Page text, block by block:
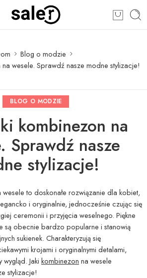
Blog o modzie
wesele. Sprawdź nasze modne stylizacje!
BLOG O MODZIE
kombinezon na
Sprawdź nasze
stylizacje!
to doskonałe rozwiązanie dla kobiet,
i oryginalnie, jednocześnie czując się
ceremonii i przyjęcia weselnego. Piękne
są obecnie bardzo popularne i stanowią
sukienek. Charakteryzują się
krojami i oryginalnymi detalami,
wygląd. Jaki kombinezon na wesele
stylizacje!